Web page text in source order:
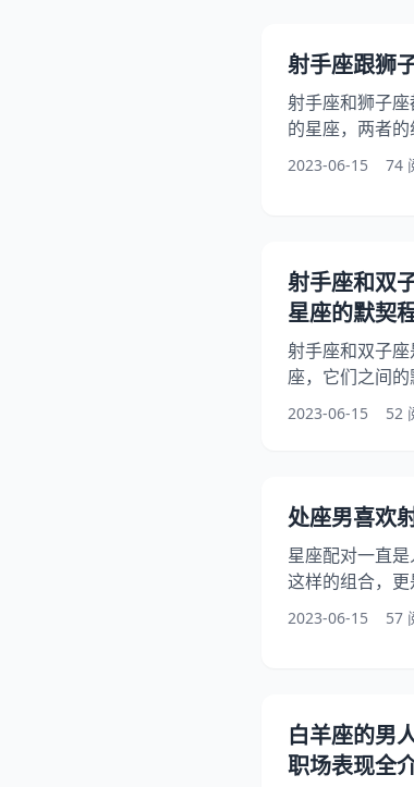
常不会主动与
社交场合中，
射手座跟狮
射手座和狮子
的星座，两者
从星座特点、性
析，为大家解
缚。狮子座则
座
2023-06-15 74
射手座和双
星座的默契
射手座和双子
座，它们之间
星座都有其独特
相处方式也各
绍这两个星座的
座和双子座都是
观、开朗
2023-06-15 52
处座男喜欢
星座配对一直
这样的组合，
之间的爱情会是
不同之处？本
别人都要求很
2023-06-15 57
白羊座的男
职场表现全